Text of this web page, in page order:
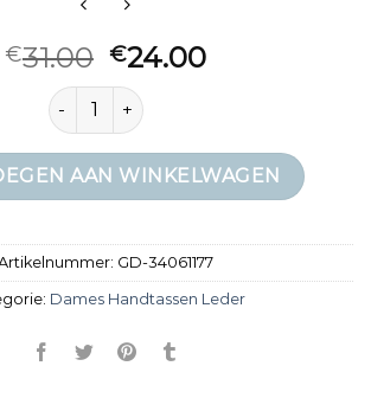
€31.00 €24.00
dames handtassen leder aantal
AAN WINKELWAGEN
GD-34061177
Dames Handtassen Leder